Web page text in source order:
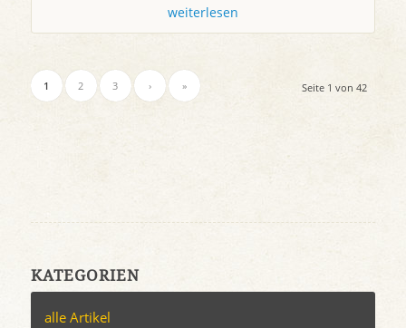
weiterlesen
Seite 1 von 42
1 2 3 › »
KATEGORIEN
alle Artikel